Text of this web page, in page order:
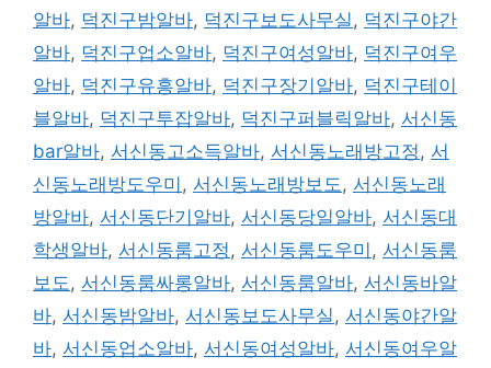
알바, 덕진구밤알바, 덕진구보도사무실, 덕진구야간
알바, 덕진구업소알바, 덕진구여성알바, 덕진구여우
알바, 덕진구유흥알바, 덕진구장기알바, 덕진구테이
블알바, 덕진구투잡알바, 덕진구퍼블릭알바, 서신동
bar알바, 서신동고소득알바, 서신동노래방고정, 서
신동노래방도우미 , 서신동노래방보도, 서신동노래
방알바, 서신동단기알바, 서신동당일알바, 서신동대
학생알바, 서신동룸고정, 서신동룸도우미 , 서신동룸
보도, 서신동룸싸롱알바, 서신동룸알바, 서신동바알
바, 서신동밤알바, 서신동보도사무실, 서신동야간알
바, 서신동업소알바, 서신동여성알바, 서신동여우알